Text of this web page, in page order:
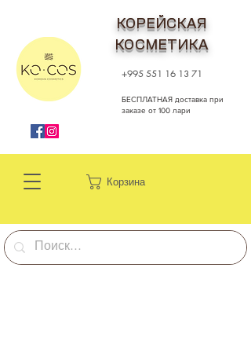
Корзина
КОРЕЙСКАЯ
КОСМЕТИКА
+995 551 16 13 71
БЕСПЛАТНАЯ доставка при
заказе от 100 лари